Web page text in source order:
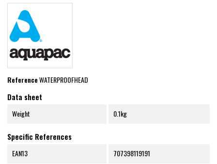
ReferenceWATERPROOFHEAD
Data sheet
Weight 0.1kg
Specific References
EAN13 707398119191